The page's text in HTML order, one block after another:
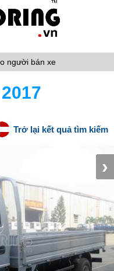
người bán xe
Trở lại kết quả tìm kiếm
›